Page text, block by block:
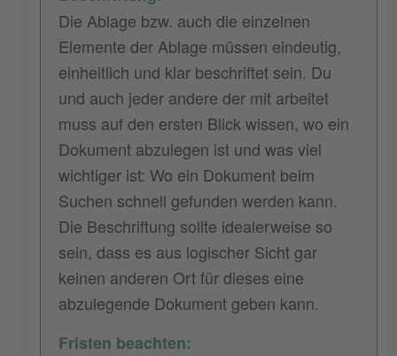
Die Ablage bzw. auch die einzelnen
Elemente der Ablage müssen eindeutig,
einheitlich und klar beschriftet sein. Du
und auch jeder andere der mit arbeitet
muss auf den ersten Blick wissen, wo ein
Dokument abzulegen ist und was viel
wichtiger ist: Wo ein Dokument beim
Suchen schnell gefunden werden kann.
Die Beschriftung sollte idealerweise so
sein, dass es aus logischer Sicht gar
keinen anderen Ort für dieses eine
abzulegende Dokument geben kann.
Fristen beachten: